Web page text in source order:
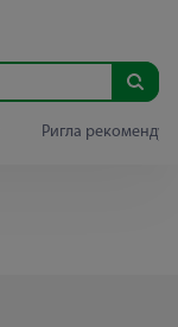
Ригла